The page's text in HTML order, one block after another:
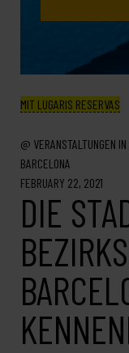
MIT LUGARIS RESERVAS
VERANSTALTUNGEN
BARCELONA
FEBRUARY 22, 2021
DIE